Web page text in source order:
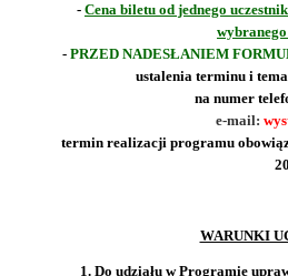
- Cena biletu od jednego
- PRZED NADESŁANIEM
ustalenia terminu i
na numer
e-mail:
termin realizacji programu
WARUNKI
Do udziału w Programie